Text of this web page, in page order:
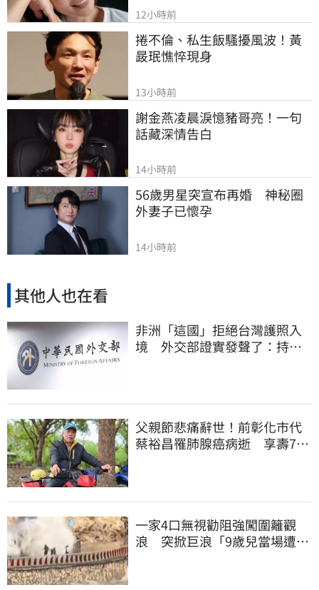
12小時前
捲不倫、私生飯騷擾風波！黃
晸珉憔悴現身
13小時前
謝金燕凌晨淚憶豬哥亮！一句
話藏深情告白
14小時前
56歲男星突宣布再婚　神秘圈
外妻子已懷孕
14小時前
其他人也在看
非洲「這國」拒絕台灣護照入
境 外交部證實發聲了：持續
父親節悲痛辭世！前彰化市代
蔡裕昌罹肺腺癌病逝 享壽71
一家4口無視勸阻強闖圍籬觀
浪 突掀巨浪「9歲兒當場遭捲